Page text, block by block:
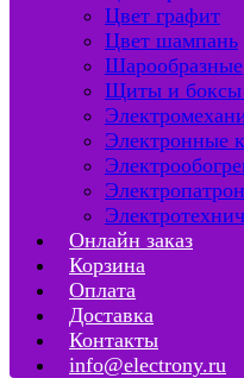
Цвет графит
Цвет шампань
Шарообразные
Щиты и боксы
Электронные
Онлайн заказ
Корзина
Оплата
Доставка
Контакты
info@electrony.ru